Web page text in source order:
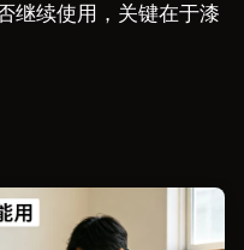
继续使用，关键在于漆